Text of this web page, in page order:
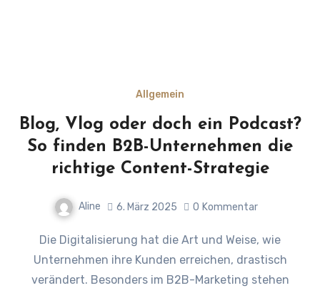
Allgemein
Blog, Vlog oder doch ein Podcast?
So finden B2B-Unternehmen die
richtige Content-Strategie
Aline 6. März 2025 0 Kommentar
Die Digitalisierung hat die Art und Weise, wie
Unternehmen ihre Kunden erreichen, drastisch
verändert. Besonders im B2B-Marketing stehen